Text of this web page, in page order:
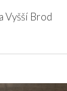
Vyšší Brod